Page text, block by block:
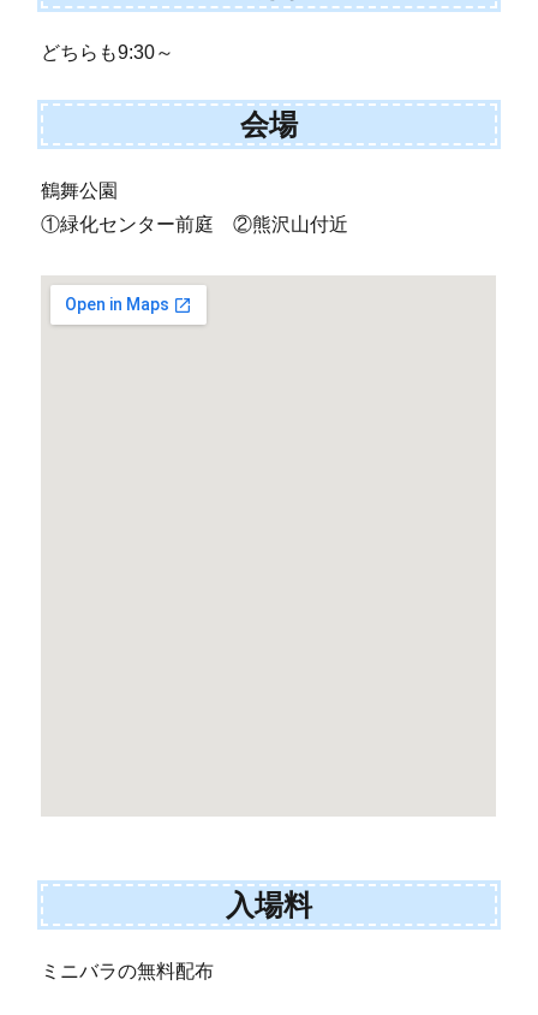
どちらも9:30～
会場
鶴舞公園
①緑化センター前庭 ②熊沢山付近
入場料
ミニバラの無料配布